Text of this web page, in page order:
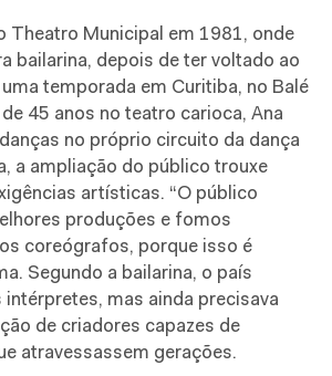
Theatro Municipal em 1981, onde
bailarina, depois de ter voltado ao
temporada em Curitiba, no Balé
45 anos no teatro carioca, Ana
no próprio circuito da dança
a ampliação do público trouxe
artísticas. “O público
produções e fomos
coreógrafos, porque isso é
Segundo a bailarina, o país
mas ainda precisava
de criadores capazes de
atravessassem gerações.